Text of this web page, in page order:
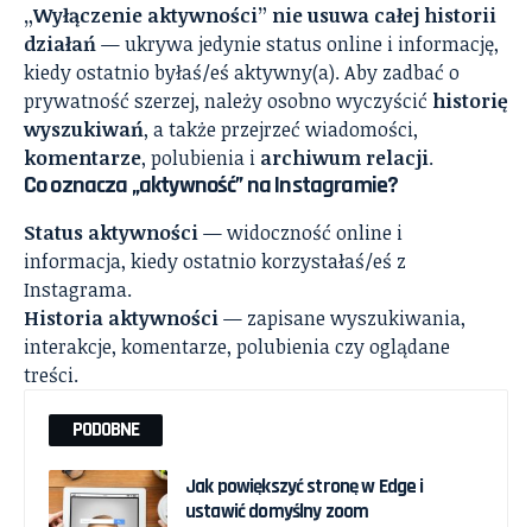
„Wyłączenie aktywności” nie usuwa całej historii
działań— ukrywa jedynie status online i informację,
kiedy ostatnio byłaś/eś aktywny(a). Aby zadbać o
prywatność szerzej, należy osobno wyczyścić historię
wyszukiwań, a także przejrzeć wiadomości,
komentarze, polubienia i archiwum relacji.
Co oznacza „aktywność” na Instagramie?
Status aktywności— widoczność online i
informacja, kiedy ostatnio korzystałaś/eś z
Instagrama.
Historia aktywności— zapisane wyszukiwania,
interakcje, komentarze, polubienia czy oglądane
treści.
PODOBNE
Jak powiększyć stronę w Edge i
ustawić domyślny zoom